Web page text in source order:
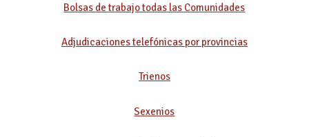
Bolsas de trabajo todas las Comunidades
Adjudicaciones telefónicas por provincias
Trienos
Sexenios